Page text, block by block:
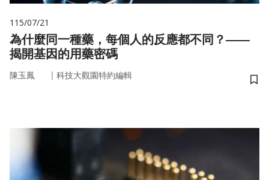
115/07/21
為什麼同一種藥，每個人的反應都不同？——
揭開基因的用藥密碼
陳玉鳳 ｜ 科技大觀園特約編輯
儲